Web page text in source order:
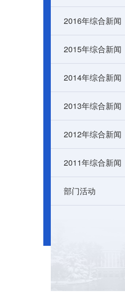
2016年综合新闻
2015年综合新闻
2014年综合新闻
2013年综合新闻
2012年综合新闻
2011年综合新闻
部门活动